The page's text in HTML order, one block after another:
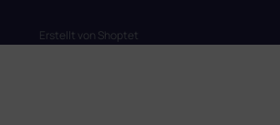
Erstellt von Shoptet